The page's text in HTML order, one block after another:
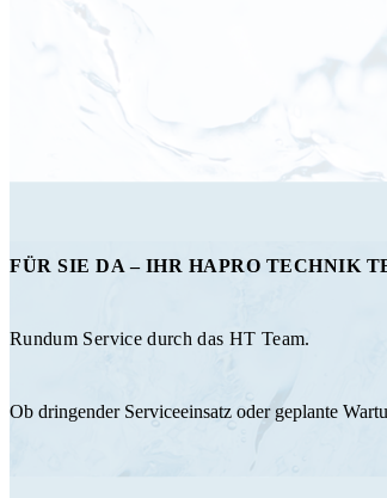
FÜR SIE DA – IHR HAPRO TECHNIK
Rundum Service durch das HT Team.
Ob dringender Serviceeinsatz oder geplante